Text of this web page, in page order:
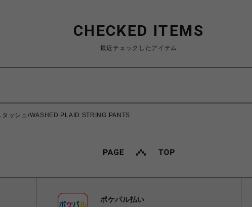
CHECKED ITEMS
最近チェックしたアイテム
タッシュ/WASHED PLAID STRING PANTS
ポケパル払い